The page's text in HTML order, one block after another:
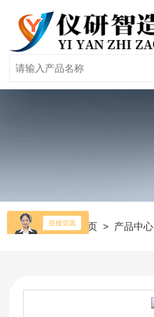
当前位置： 首页 > 产品中心